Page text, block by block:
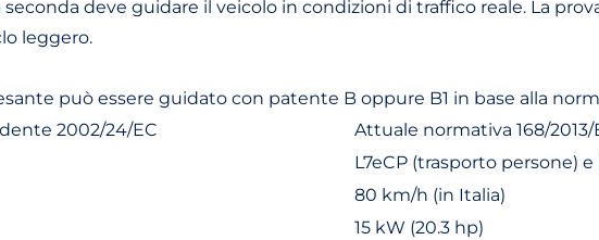
deve guidare il veicolo in condizioni di traffico reale. La
leggero.
può essere guidato con patente B oppure B1 in base alla
2002/24/EC
Attuale normativa 168/2013/
L7eCP (trasporto persone)
80 km/h (in Italia)
15 kW (20.3 hp)